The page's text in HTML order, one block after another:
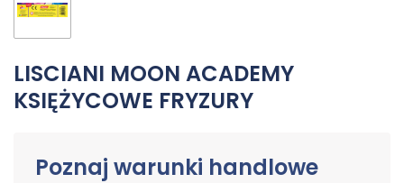
LISCIANI MOON ACADEMY
KSIĘŻYCOWE FRYZURY
Poznaj warunki handlowe